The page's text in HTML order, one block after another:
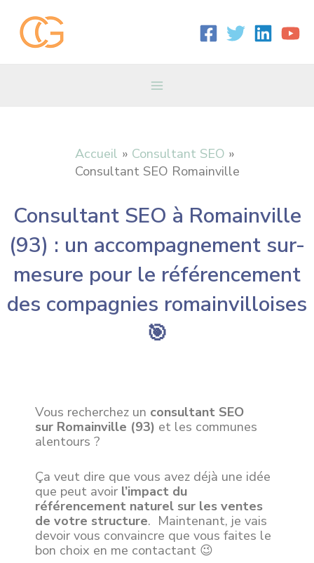
contenu
Accueil
Consultant SEO
Consultant SEO Romainville
Consultant SEO à Romainville
(93) : un accompagnement sur-
mesure pour le référencement
des compagnies romainvilloises
🎯
Vous recherchez un consultant SEO
sur Romainville (93) et les communes
alentours ?
Ça veut dire que vous avez déjà une idée
que peut avoir l’impact du
référencement naturel sur les ventes
de votre structure. Maintenant, je vais
devoir vous convaincre que vous faites le
bon choix en me contactant 😉